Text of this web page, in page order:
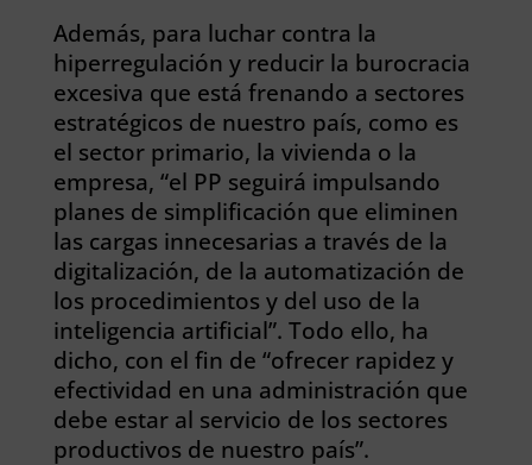
Además, para luchar contra la
hiperregulación y reducir la burocracia
excesiva que está frenando a sectores
estratégicos de nuestro país, como es
el sector primario, la vivienda o la
empresa, “el PP seguirá impulsando
planes de simplificación que eliminen
las cargas innecesarias a través de la
digitalización, de la automatización de
los procedimientos y del uso de la
inteligencia artificial”. Todo ello, ha
dicho, con el fin de “ofrecer rapidez y
efectividad en una administración que
debe estar al servicio de los sectores
productivos de nuestro país”.